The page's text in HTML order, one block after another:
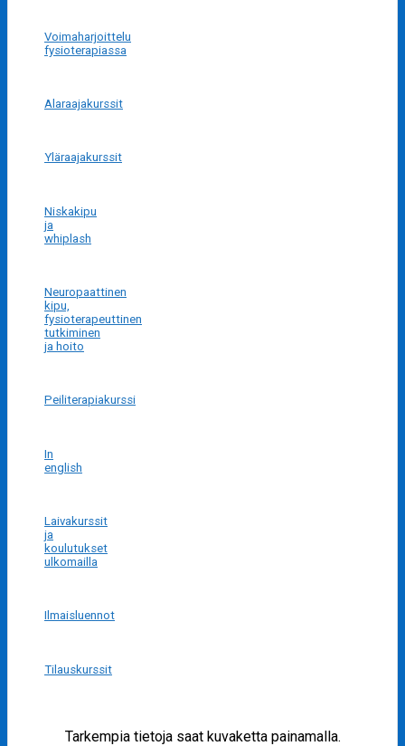
Voimaharjoittelu
fysioterapiassa
Alaraajakurssit
Yläraajakurssit
Niskakipu
ja
whiplash
Neuropaattinen
kipu,
fysioterapeuttinen
tutkiminen
ja hoito
Peiliterapiakurssi
In
english
Laivakurssit
ja
koulutukset
ulkomailla
Ilmaisluennot
Tilauskurssit
Tarkempia tietoja saat kuvaketta painamalla.